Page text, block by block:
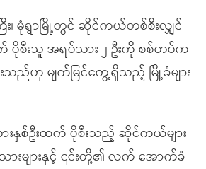
း၊ မုံရွာမြို့တွင် ဆိုင်ကယ်တစ်စီးလျှင်
ပိုစီးသူ အရပ်သား ၂ ဦးကို စစ်တပ်က
ည်ဟု မျက်မြင်တွေ့ရှိသည့် မြို့ခံများ
ားနှစ်ဦးထက် ပိုစီးသည့် ဆိုင်ကယ်များ
းများနှင့် ၎င်းတို့၏ လက် အောက်ခံ